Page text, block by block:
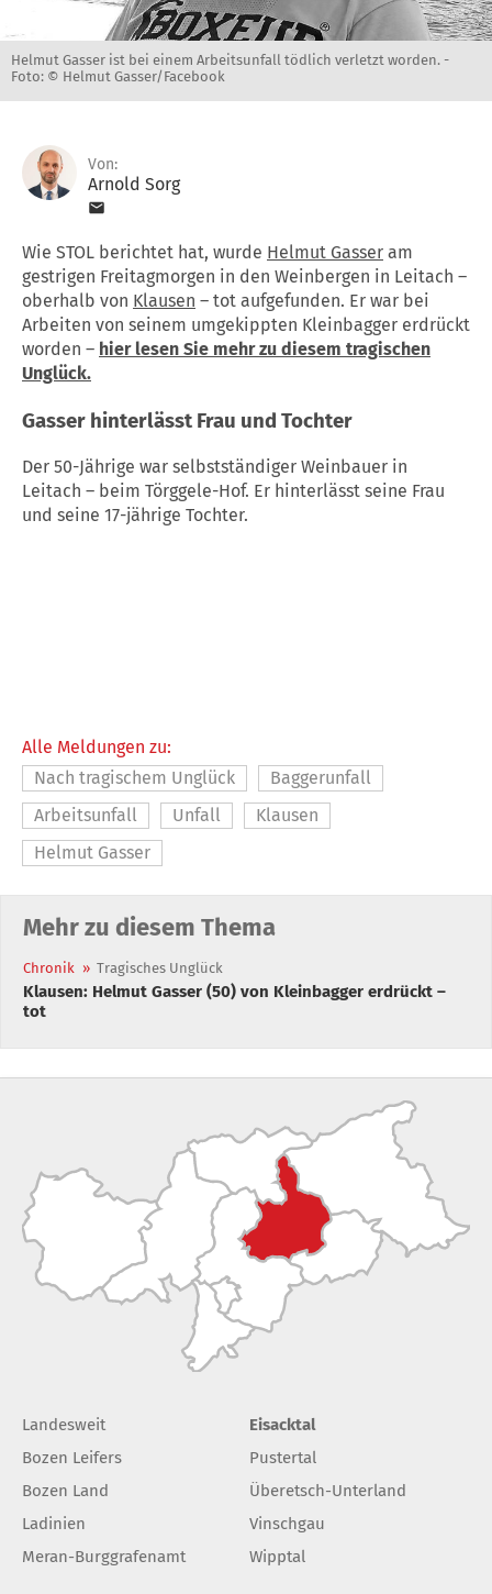
Helmut Gasser ist bei einem Arbeitsunfall tödlich verletzt worden. -
Foto: © Helmut Gasser/Facebook
Von:
Arnold Sorg
Wie STOL berichtet hat, wurde Helmut Gasser am
gestrigen Freitagmorgen in den Weinbergen in Leitach –
oberhalb von Klausen – tot aufgefunden. Er war bei
Arbeiten von seinem umgekippten Kleinbagger erdrückt
worden – hier lesen Sie mehr zu diesem tragischen
Unglück.
Gasser hinterlässt Frau und Tochter
Der 50-Jährige war selbstständiger Weinbauer in
Leitach – beim Törggele-Hof. Er hinterlässt seine Frau
und seine 17-jährige Tochter.
Alle Meldungen zu:
Nach tragischem Unglück
Baggerunfall
Arbeitsunfall
Unfall
Klausen
Helmut Gasser
Mehr zu diesem Thema
Chronik » Tragisches Unglück
Klausen: Helmut Gasser (50) von Kleinbagger erdrückt –
tot
Landesweit
Bozen Leifers
Bozen Land
Ladinien
Meran-Burggrafenamt
Eisacktal
Pustertal
Überetsch-Unterland
Vinschgau
Wipptal